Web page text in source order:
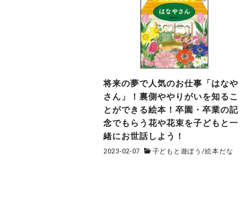
将来の夢で人気のお仕事「はなや
さん」！裏側ややりがいを知るこ
とができる絵本！卒園・卒業の記
念でもらう花や花束を子どもと一
緒にお世話しよう！
2023-02-07 子どもと遊ぼう /絵本だな